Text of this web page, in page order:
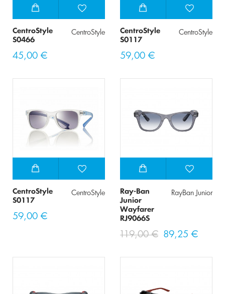
CentroStyle
S0466
CentroStyle
45,00 €
CentroStyle
S0117
CentroStyle
59,00 €
CentroStyle
S0117
CentroStyle
59,00 €
Ray-Ban
Junior
Wayfarer
RJ9066S
RayBan Junior
119,00 € 89,25 €